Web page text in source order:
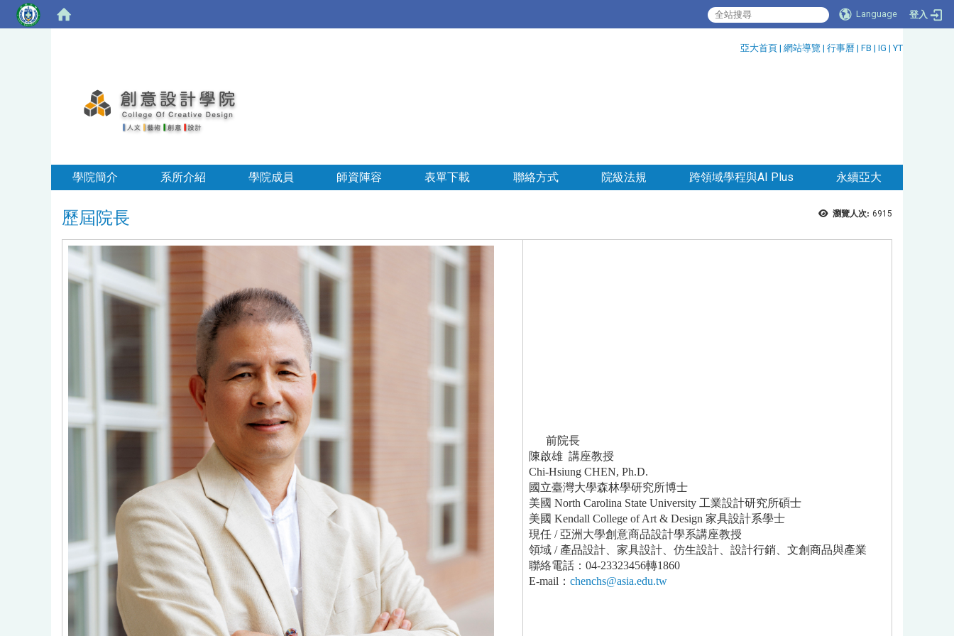
Language 登入
亞大首頁 | 網站導覽 | 行事曆 | FB | IG | YT
學院簡介 系所介紹 學院成員 師資陣容 表單下載 聯絡方式 院級法規 跨領域學程與AI Plus 永續亞大
瀏覽人次: 6915
歷屆院長
前院長
陳啟雄 講座教授
Chi-Hsiung CHEN, Ph.D.
國立臺灣大學森林學研究所博士
美國 North Carolina State University 工業設計研究所碩士
美國 Kendall College of Art & Design 家具設計系學士
現任 / 亞洲大學創意商品設計學系講座教授
領域 / 產品設計、家具設計、仿生設計、設計行銷、文創商品與產業
聯絡電話：04-23323456轉1860
E-mail： chenchs@asia.edu.tw